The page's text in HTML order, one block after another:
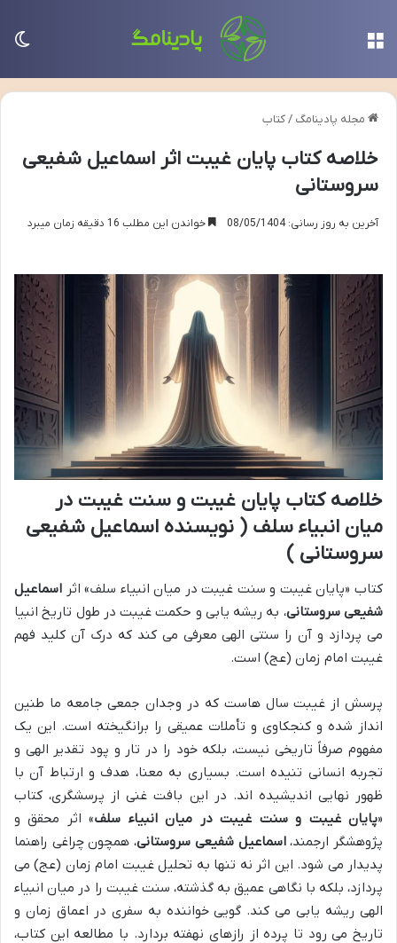
مجله پادینامگ /کتاب
خلاصه کتاب پایان غیبت اثر اسماعیل شفیعی
سروستانی
آخرین به روز رسانی: 08/05/1404 خواندن این مطلب 16 دقیقه زمان میبرد
خلاصه کتاب پایان غیبت و سنت غیبت در
میان انبیاء سلف ( نویسنده اسماعیل شفیعی
سروستانی )
کتاب «پایان غیبت و سنت غیبت در میان انبیاء سلف» اثر اسماعیل
شفیعی سروستانی، به ریشه یابی و حکمت غیبت در طول تاریخ انبیا
می پردازد و آن را سنتی الهی معرفی می کند که درک آن کلید فهم
غیبت امام زمان (عج) است.
پرسش از غیبت سال هاست که در وجدان جمعی جامعه ما طنین
انداز شده و کنجکاوی و تأملات عمیقی را برانگیخته است. این یک
مفهوم صرفاً تاریخی نیست، بلکه خود را در تار و پود تقدیر الهی و
تجربه انسانی تنیده است. بسیاری به معنا، هدف و ارتباط آن با
ظهور نهایی اندیشیده اند. در این بافت غنی از پرسشگری، کتاب
«پایان غیبت و سنت غیبت در میان انبیاء سلف» اثر محقق و
پژوهشگر ارجمند،اسماعیل شفیعی سروستانی، همچون چراغی راهنما
پدیدار می شود. این اثر نه تنها به تحلیل غیبت امام زمان (عج) می
پردازد، بلکه با نگاهی عمیق به گذشته، سنت غیبت را در میان انبیاء
الهی ریشه یابی می کند. گویی خواننده به سفری در اعماق زمان و
تاریخ می رود تا پرده از رازهای نهفته بردارد. با مطالعه این کتاب،